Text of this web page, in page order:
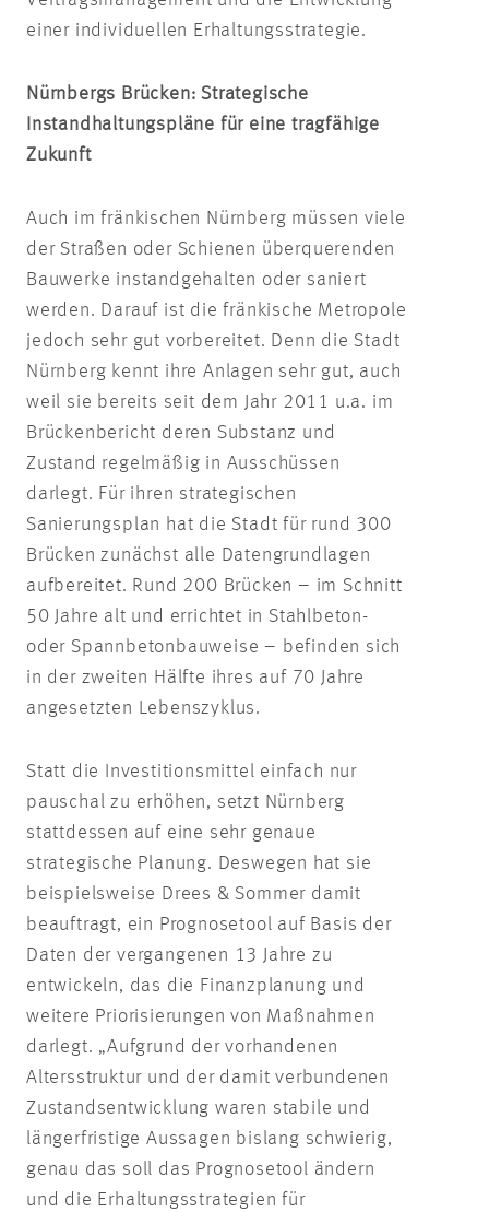
einer individuellen Erhaltungsstrategie.
Nürnbergs Brücken: Strategische
Instandhaltungspläne für eine tragfähige
Zukunft
Auch im fränkischen Nürnberg müssen viele
der Straßen oder Schienen überquerenden
Bauwerke instandgehalten oder saniert
werden. Darauf ist die fränkische Metropole
jedoch sehr gut vorbereitet. Denn die Stadt
Nürnberg kennt ihre Anlagen sehr gut, auch
weil sie bereits seit dem Jahr 2011 u.a. im
Brückenbericht deren Substanz und
Zustand regelmäßig in Ausschüssen
darlegt. Für ihren strategischen
Sanierungsplan hat die Stadt für rund 300
Brücken zunächst alle Datengrundlagen
aufbereitet. Rund 200 Brücken – im Schnitt
50 Jahre alt und errichtet in Stahlbeton-
oder Spannbetonbauweise – befinden sich
in der zweiten Hälfte ihres auf 70 Jahre
angesetzten Lebenszyklus.
Statt die Investitionsmittel einfach nur
pauschal zu erhöhen, setzt Nürnberg
stattdessen auf eine sehr genaue
strategische Planung. Deswegen hat sie
beispielsweise Drees & Sommer damit
beauftragt, ein Prognosetool auf Basis der
Daten der vergangenen 13 Jahre zu
entwickeln, das die Finanzplanung und
weitere Priorisierungen von Maßnahmen
darlegt. „Aufgrund der vorhandenen
Altersstruktur und der damit verbundenen
Zustandsentwicklung waren stabile und
längerfristige Aussagen bislang schwierig,
genau das soll das Prognosetool ändern
und die Erhaltungsstrategien für